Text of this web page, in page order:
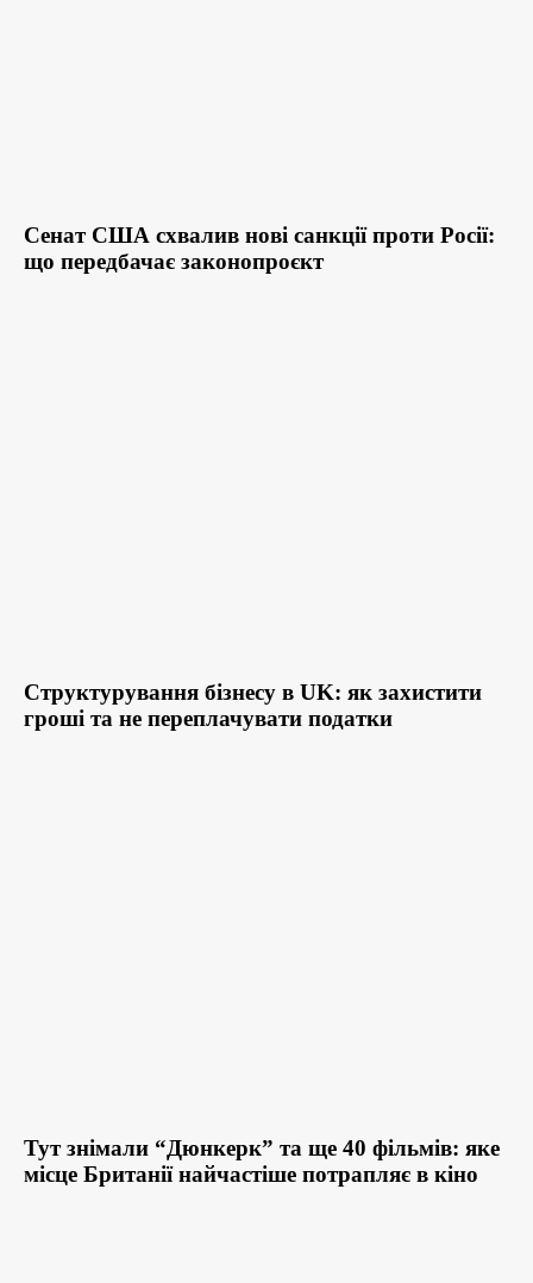
Сенат США схвалив нові санкції проти Росії:
що передбачає законопроєкт
Структурування бізнесу в UK: як захистити
гроші та не переплачувати податки
Тут знімали “Дюнкерк” та ще 40 фільмів: яке
місце Британії найчастіше потрапляє в кіно